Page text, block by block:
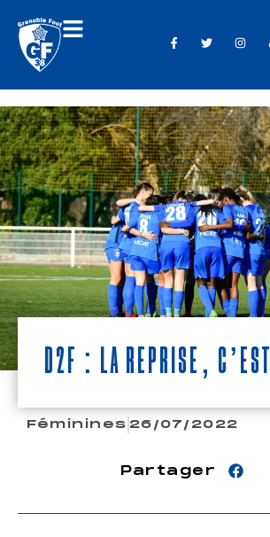
D2F : La reprise,
Féminines 26/07/2022
Partager